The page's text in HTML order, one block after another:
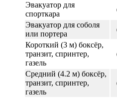
Эвакуатор для
спорткара
Эвакуатор для соболя
или портера
Короткий (3 м) боксёр,
транзит, спринтер,
газель
Средний (4.2 м) боксёр,
транзит, спринтер,
газель